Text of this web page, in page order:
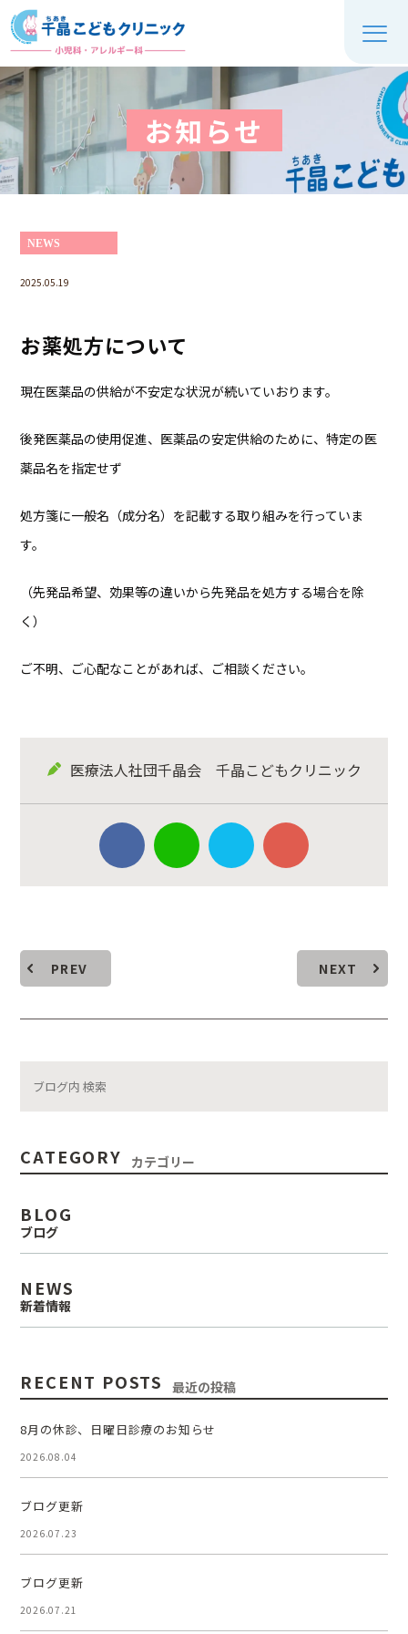
お知らせ
NEWS
2025.05.19
お薬処方について
現在医薬品の供給が不安定な状況が続いていおります。
後発医薬品の使用促進、医薬品の安定供給のために、特定の医
薬品名を指定せず
処方箋に一般名（成分名）を記載する取り組みを行っていま
す。
（先発品希望、効果等の違いから先発品を処方する場合を除
く）
ご不明、ご心配なことがあれば、ご相談ください。
医療法人社団千晶会 千晶こどもクリニック
PREV NEXT
CATEGORY カテゴリー
BLOG
ブログ
NEWS
新着情報
RECENT POSTS 最近の投稿
8月の休診、日曜日診療のお知らせ
2026.08.04
ブログ更新
2026.07.23
ブログ更新
2026.07.21